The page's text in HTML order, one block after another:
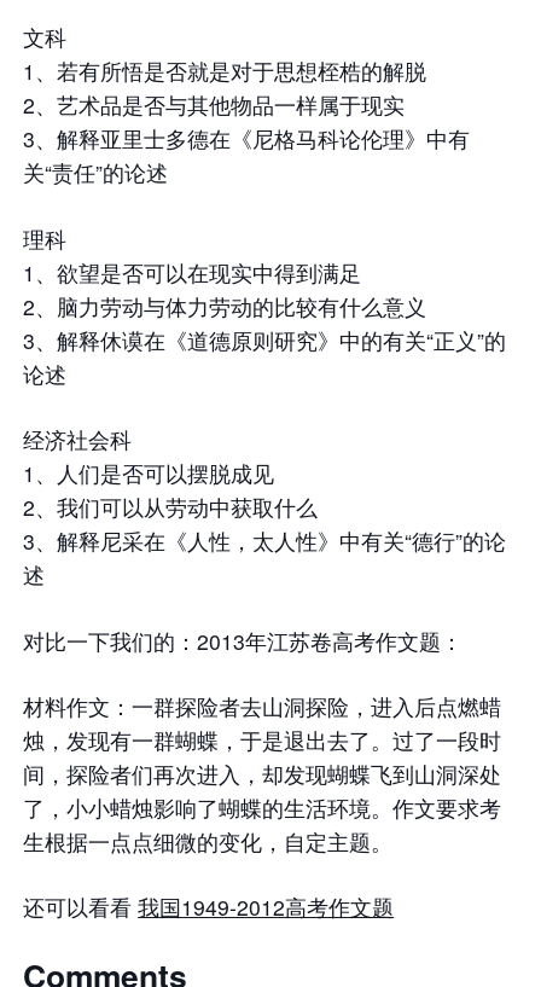
文科
1、若有所悟是否就是对于思想桎梏的解脱
2、艺术品是否与其他物品一样属于现实
3、解释亚里士多德在《尼格马科论伦理》中有
关“责任”的论述
理科
1、欲望是否可以在现实中得到满足
2、脑力劳动与体力劳动的比较有什么意义
3、解释休谟在《道德原则研究》中的有关“正义”的
论述
经济社会科
1、人们是否可以摆脱成见
2、我们可以从劳动中获取什么
3、解释尼采在《人性，太人性》中有关“德行”的论
述
对比一下我们的：2013年江苏卷高考作文题：
材料作文：一群探险者去山洞探险，进入后点燃蜡
烛，发现有一群蝴蝶，于是退出去了。过了一段时
间，探险者们再次进入，却发现蝴蝶飞到山洞深处
了，小小蜡烛影响了蝴蝶的生活环境。作文要求考
生根据一点点细微的变化，自定主题。
还可以看看我国1949-2012高考作文题
Comments